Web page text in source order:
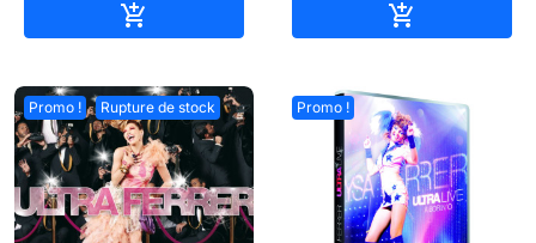
 
Promo ! Rupture de stock Promo !